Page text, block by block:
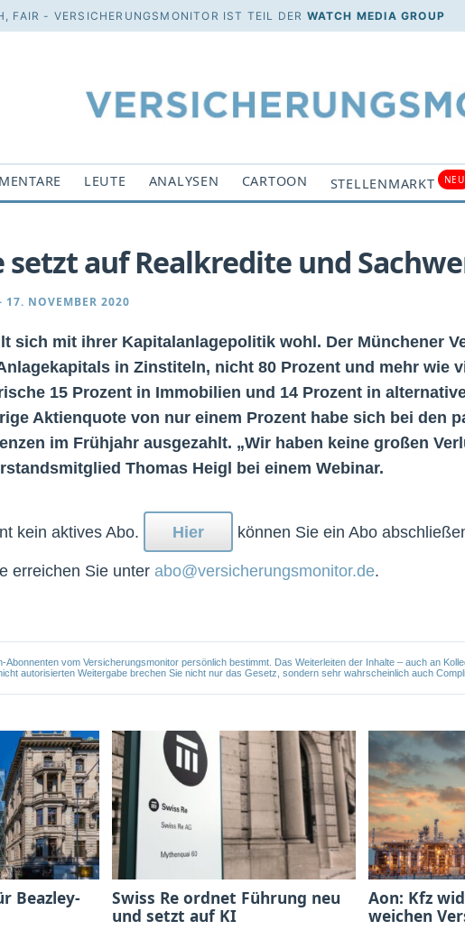
FAIR - VERSICHERUNGSMONITOR IST TEIL DER WATCH MEDIA GROUP
LEUTE ANALYSEN CARTOON STELLENMARKT NEU
setzt auf Realkredite und
· 17. NOVEMBER 2020
sich mit ihrer Kapitalanlagepolitik wohl. Der Münchener
in Zinstiteln, nicht 80 Prozent und mehr wie
15 Prozent in Immobilien und 14 Prozent in
Aktienquote von nur einem Prozent habe sich bei den
im Frühjahr ausgezahlt. „Wir haben keine großen
Thomas Heigl bei einem Webinar.
kein aktives Abo.
Hier können Sie ein Abo
erreichen Sie unter abo@versicherungsmonitor.de.
Abonnenten vom Versicherungsmonitor persönlich bestimmt. Das Weiterleiten der Inhalte – auch an
autorisierten Weitergabe brechen Sie nicht nur das Gesetz, sondern sehr wahrscheinlich auch
Beazley-
Swiss Re ordnet Führung neu
und setzt auf KI
Aon: Kfz
weichen